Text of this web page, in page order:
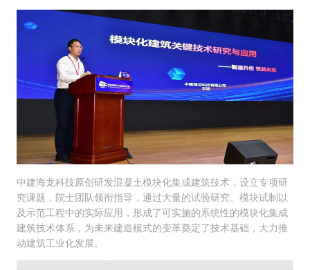
中建海龙科技原创研发混凝土模块化集成建筑技术，设立专项研
究课题，院士团队领衔指导，通过大量的试验研究、模块试制以
及示范工程中的实际应用，形成了可实施的系统性的模块化集成
建筑技术体系，为未来建造模式的变革奠定了技术基础，大力推
动建筑工业化发展。